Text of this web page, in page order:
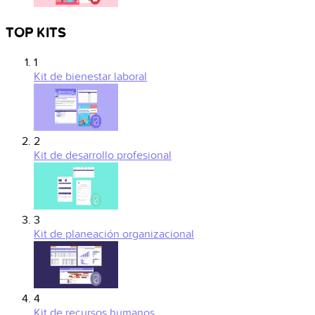
TOP KITS
1
Kit de bienestar laboral
2
Kit de desarrollo profesional
3
Kit de planeación organizacional
4